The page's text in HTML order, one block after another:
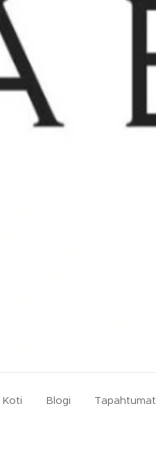
Koti Blogi Tapahtumat